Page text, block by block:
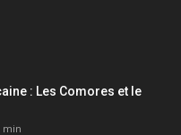
: Les Comores et le
min